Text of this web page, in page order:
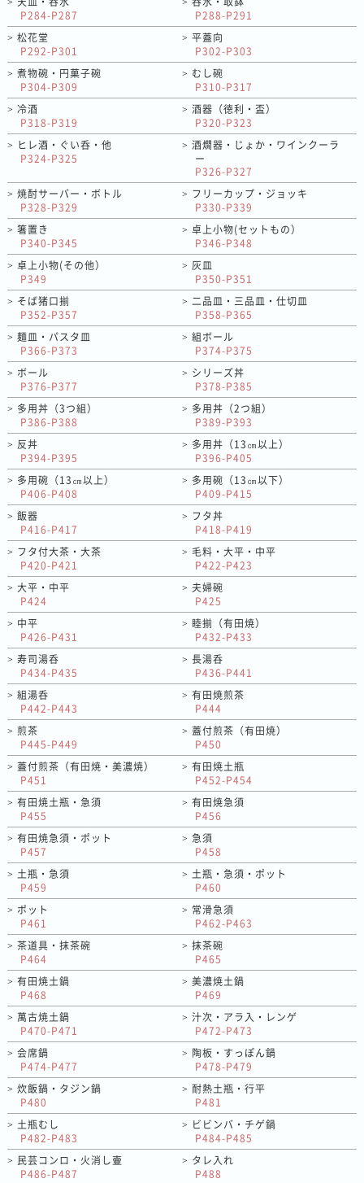
>
P284-P287
>
P288-P291
> 松花堂
P292-P301
> 平蓋向
P302-P303
> 煮物碗・円菓子碗
P304-P309
> むし碗
P310-P317
> 冷酒
P318-P319
> 酒器（徳利・盃）
P320-P323
> ヒレ酒・ぐい呑・他
P324-P325
> 酒燗器・じょか・ワインクーラ
ー
P326-P327
> 焼酎サーバー・ボトル
P328-P329
> フリーカップ・ジョッキ
P330-P339
> 箸置き
P340-P345
> 卓上小物(セットもの）
P346-P348
> 卓上小物(その他）
P349
> 灰皿
P350-P351
> そば猪口揃
P352-P357
> 二品皿・三品皿・仕切皿
P358-P365
> 麺皿・パスタ皿
P366-P373
> 組ボール
P374-P375
> ボール
P376-P377
> シリーズ丼
P378-P385
> 多用丼（3つ組）
P386-P388
> 多用丼（2つ組）
P389-P393
> 反丼
P394-P395
> 多用丼（13㎝以上）
P396-P405
> 多用碗（13㎝以上）
P406-P408
> 多用碗（13㎝以下）
P409-P415
> 飯器
P416-P417
> フタ丼
P418-P419
> フタ付大茶・大茶
P420-P421
> 毛料・大平・中平
P422-P423
> 大平・中平
P424
> 夫婦碗
P425
> 中平
P426-P431
> 睦揃（有田焼）
P432-P433
> 寿司湯呑
P434-P435
> 長湯呑
P436-P441
> 組湯呑
P442-P443
> 有田焼煎茶
P444
> 煎茶
P445-P449
> 蓋付煎茶（有田焼）
P450
> 蓋付煎茶（有田焼・美濃焼）
P451
> 有田焼土瓶
P452-P454
> 有田焼土瓶・急須
P455
> 有田焼急須
P456
> 有田焼急須・ポット
P457
> 急須
P458
> 土瓶・急須
P459
> 土瓶・急須・ポット
P460
> ポット
P461
> 常滑急須
P462-P463
> 茶道具・抹茶碗
P464
> 抹茶碗
P465
> 有田焼土鍋
P468
> 美濃焼土鍋
P469
> 萬古焼土鍋
P470-P471
> 汁次・アラ入・レンゲ
P472-P473
> 会席鍋
P474-P477
> 陶板・すっぽん鍋
P478-P479
> 炊飯鍋・タジン鍋
P480
> 耐熱土瓶・行平
P481
> 土瓶むし
P482-P483
> ビビンバ・チゲ鍋
P484-P485
> 民芸コンロ・火消し壷
P486-P487
> タレ入れ
P488